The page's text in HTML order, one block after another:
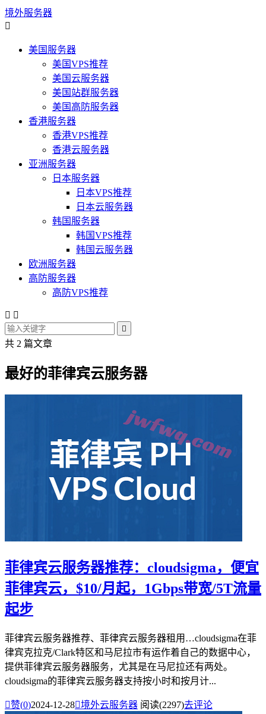
境外服务器

美国服务器
美国VPS推荐
美国云服务器
美国站群服务器
美国高防服务器
香港服务器
香港VPS推荐
香港云服务器
亚洲服务器
日本服务器
日本VPS推荐
日本云服务器
韩国服务器
韩国VPS推荐
韩国云服务器
欧洲服务器
高防服务器
高防VPS推荐
 

共 2 篇文章
最好的菲律宾云服务器
菲律宾云服务器推荐：cloudsigma，便宜
菲律宾云，$10/月起，1Gbps带宽/5T流量
起步
菲律宾云服务器推荐、菲律宾云服务器租用…cloudsigma在菲
律宾‌克拉克/Clark特区和马尼拉市有运作着自己的数据中心，
提供菲律宾云服务器服务，尤其是在马尼拉还有两处。
cloudsigma的菲律宾云服务器支持按小时和按月计...
赞(0)2024-12-28境外云服务器 阅读(2297)去评论